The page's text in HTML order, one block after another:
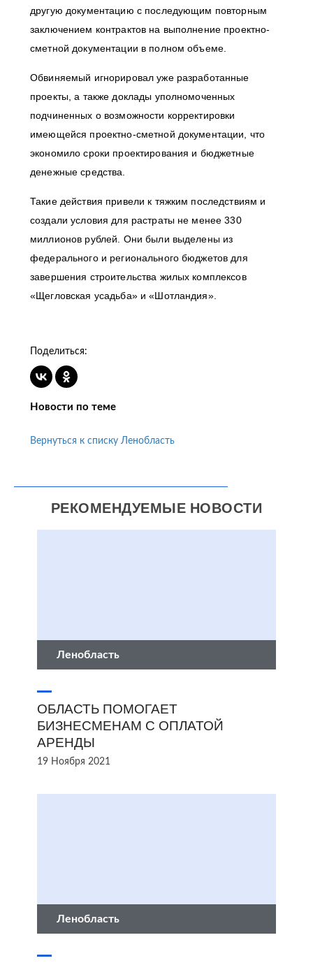
другую документацию с последующим повторным
заключением контрактов на выполнение проектно-
сметной документации в полном объеме.
Обвиняемый игнорировал уже разработанные
проекты, а также доклады уполномоченных
подчиненных о возможности корректировки
имеющейся проектно-сметной документации, что
экономило сроки проектирования и бюджетные
денежные средства.
Такие действия привели к тяжким последствиям и
создали условия для растраты не менее 330
миллионов рублей. Они были выделены из
федерального и регионального бюджетов для
завершения строительства жилых комплексов
«Щегловская усадьба» и «Шотландия».
Поделиться:
Новости по теме
Вернуться к списку Ленобласть
РЕКОМЕНДУЕМЫЕ НОВОСТИ
Ленобласть
ОБЛАСТЬ ПОМОГАЕТ
БИЗНЕСМЕНАМ С ОПЛАТОЙ
АРЕНДЫ
19 Ноября 2021
Ленобласть